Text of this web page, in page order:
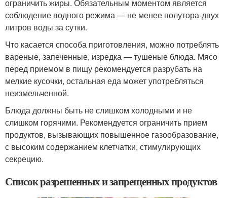
ограничить жиры. Обязательным моментом является
соблюдение водного режима — не менее полутора-двух
литров воды за сутки.
Что касается способа приготовления, можно потреблять
вареные, запеченные, изредка — тушеные блюда. Мясо
перед приемом в пищу рекомендуется разрубать на
мелкие кусочки, остальная еда может употребляться
неизмельченной.
Блюда должны быть не слишком холодными и не
слишком горячими. Рекомендуется ограничить прием
продуктов, вызывающих повышенное газообразование,
с высоким содержанием клетчатки, стимулирующих
секрецию.
Список разрешенных и запрещенных продуктов